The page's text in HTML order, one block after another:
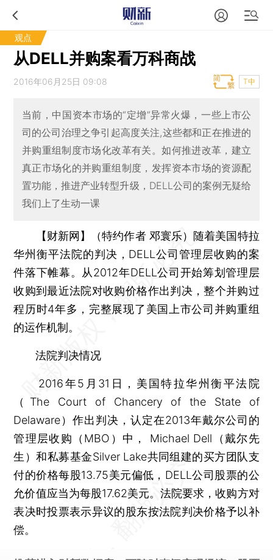
观点
从DELL并购案看万科商战
2016年06月25日 09:08 T中
当前，中国资本市场的“定增”异常火爆，一些上市公
司的公司治理之争引起高度关注,这些都和正在推进的
并购重组制度市场化改革有关。如何推进改革，建立
真正市场化的并购重组制度，发挥资本市场的资源配
置功能，推进产业转型升级，DELL公司的案例无疑给
我们上了生动一课
【财新网】（特约作者 邓寰乐） 随着美国特拉
华州衡平法院的判决，DELL公司管理层收购的案
件落下帷幕。从2012年DELL公司开始筹划管理层
收购到最近法院对收购价格作出判决，整个并购过
程历时4年多，完整展现了美国上市公司并购重组
的运作机制。
法院判决情况
2016年5月31日，美国特拉华州衡平法院
（The Court of Chancery of the State of
Delaware）作出判决，认定在2013年戴尔公司的
管理层收购（MBO）中， Michael Dell（戴尔先
生）和私募基金Silver Lake共同组建的买方团队支
付的价格每股13.75美元偏低，DELL公司股票的公
允价值应当为每股17.62美元。法院要求，收购方对
表决时投票表示异议的股东按法院判决价格予以补
偿。